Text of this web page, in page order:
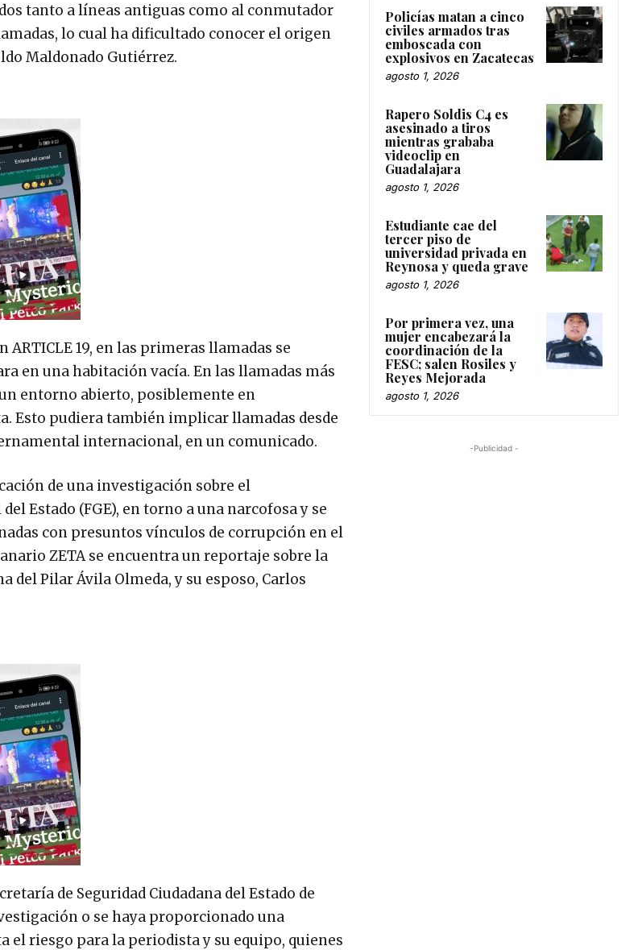
tanto a líneas antiguas como al conmutador
lo cual ha dificultado conocer el origen
Maldonado Gutiérrez.
19, en las primeras llamadas se
en una habitación vacía. En las llamadas más
entorno abierto, posiblemente en
Esto pudiera también implicar llamadas desde
internacional, en un comunicado.
de una investigación sobre el
Estado (FGE), en torno a una narcofosa y se
con presuntos vínculos de corrupción en el
ZETA se encuentra un reportaje sobre la
del Pilar Ávila Olmeda, y su esposo, Carlos
de Seguridad Ciudadana del Estado de
o se haya proporcionado una
riesgo para la periodista y su equipo, quienes
Policías matan a cinco
civiles armados tras
emboscada con
explosivos en Zacatecas
agosto 1, 2026
Rapero Soldis C4 es
asesinado a tiros
mientras grababa
videoclip en
Guadalajara
agosto 1, 2026
Estudiante cae del
tercer piso de
universidad privada en
Reynosa y queda grave
agosto 1, 2026
Por primera vez, una
mujer encabezará la
coordinación de la
FESC; salen Rosiles y
Reyes Mejorada
agosto 1, 2026
-Publicidad -